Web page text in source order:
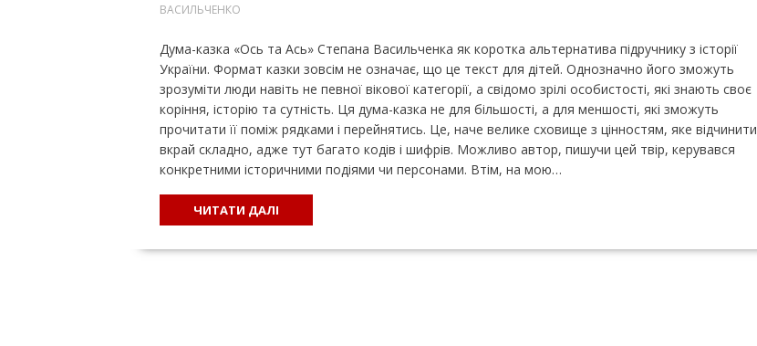
ВАСИЛЬЧЕНКО
Дума-казка «Ось та Ась» Степана Васильченка як коротка альтернатива підручнику з історії
України. Формат казки зовсім не означає, що це текст для дітей. Однозначно його зможуть
зрозуміти люди навіть не певної вікової категорії, а свідомо зрілі особистості, які знають своє
коріння, історію та сутність. Ця дума-казка не для більшості, а для меншості, які зможуть
прочитати її поміж рядками і перейнятись. Це, наче велике сховище з цінностям, яке відчинити
вкрай складно, адже тут багато кодів і шифрів. Можливо автор, пишучи цей твір, керувався
конкретними історичними подіями чи персонами. Втім, на мою…
ЧИТАТИ ДАЛІ